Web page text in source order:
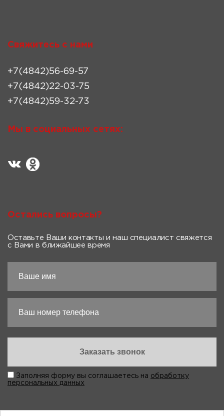
Свяжитесь с нами
+7(4842)56-69-57
+7(4842)22-03-75
+7(4842)59-32-73
Мы в социальных сетях:
Остались вопросы?
Оставьте Ваши контакты и наш специалист свяжется
с Вами в ближайшее время
Заполняя форму вы соглашаетесь на обработку
персональных данных